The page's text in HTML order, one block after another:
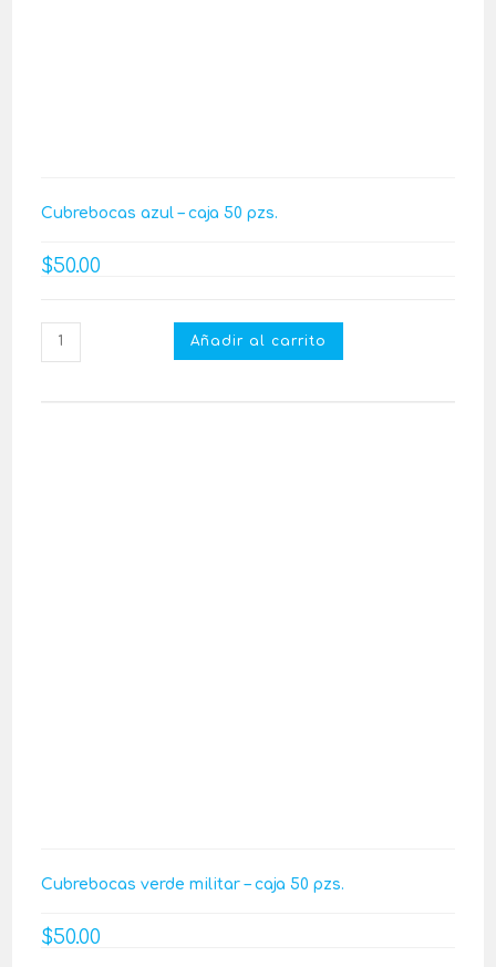
Cubrebocas azul – caja 50 pzs.
$50.00
Añadir al carrito
Cubrebocas verde militar – caja 50 pzs.
$50.00